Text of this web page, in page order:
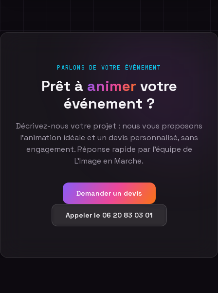
PARLONS DE VOTRE ÉVÉNEMENT
Prêt à animer votre
événement ?
Décrivez-nous votre projet : nous vous proposons
l'animation idéale et un devis personnalisé, sans
engagement. Réponse rapide par l'équipe de
L'Image en Marche.
Demander un devis
Appeler le 06 20 83 03 01